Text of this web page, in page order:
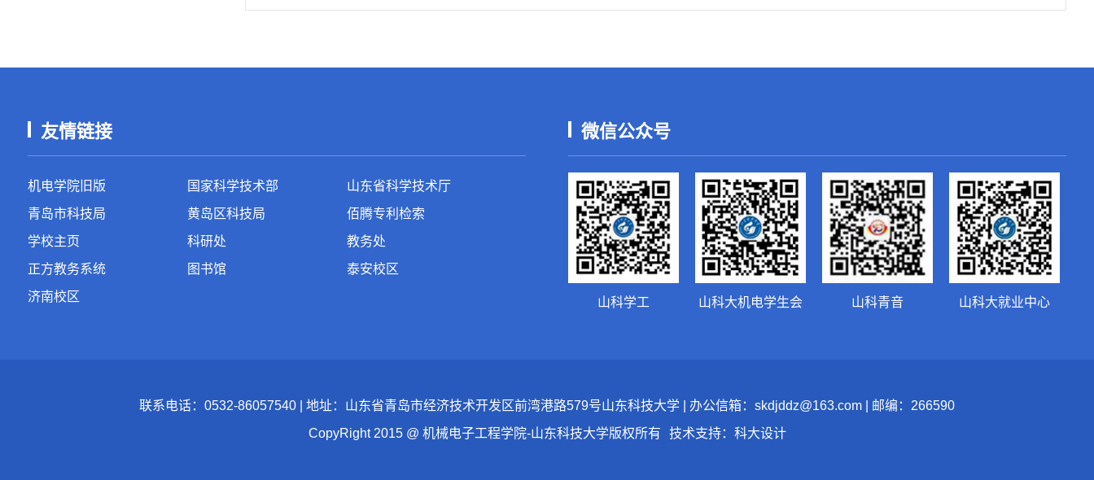
友情链接
机电学院旧版 国家科学技术部
山东省科学技术厅
青岛市科技局
黄岛区科技局
佰腾专利检索
学校主页
科研处
教务处
正方教务系统
图书馆
泰安校区
济南校区
微信公众号
山科学工 山科大机电学生会 山科青音 山科大就业中心
联系电话：0532-86057540 | 地址：山东省青岛市经济技术开发区前湾港路579号山东科技大学 | 办公信箱：skdjddz@163.com | 邮编：266590
CopyRight 2015 @ 机械电子工程学院-山东科技大学版权所有
技术支持：科大设计